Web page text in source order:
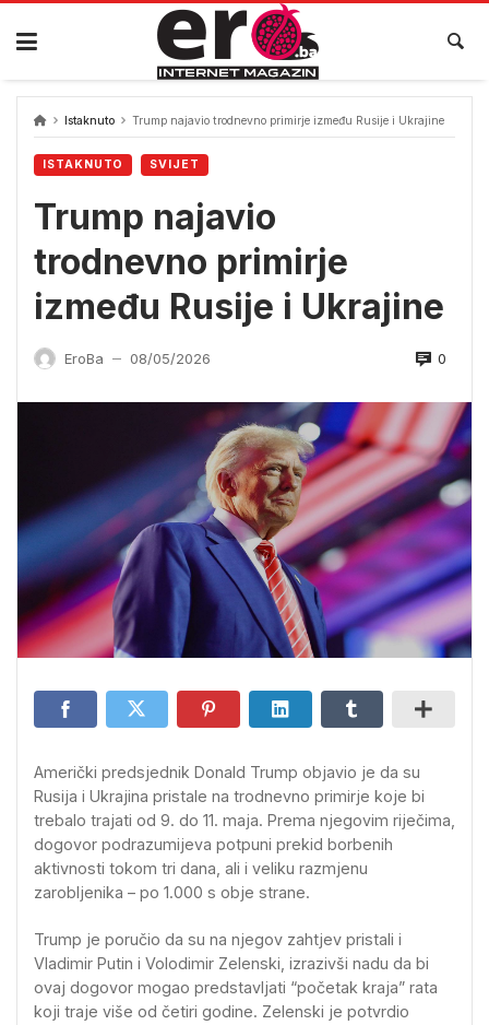
Skip
content
Istaknuto Trump najavio trodnevno primirje između Rusije i Ukrajine
ISTAKNUTO SVIJET
Trump najavio
trodnevno primirje
između Rusije i Ukrajine
EroBa — 08/05/2026 0
Američki predsjednik Donald Trump objavio je da su
Rusija i Ukrajina pristale na trodnevno primirje koje bi
trebalo trajati od 9. do 11. maja. Prema njegovim riječima,
dogovor podrazumijeva potpuni prekid borbenih
aktivnosti tokom tri dana, ali i veliku razmjenu
zarobljenika – po 1.000 s obje strane.
Trump je poručio da su na njegov zahtjev pristali i
Vladimir Putin i Volodimir Zelenski, izrazivši nadu da bi
ovaj dogovor mogao predstavljati “početak kraja” rata
koji traje više od četiri godine. Zelenski je potvrdio